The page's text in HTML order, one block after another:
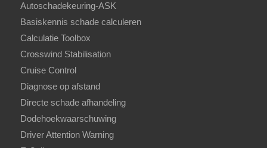
Autoschadekeuring-ASK
Basiskennis schade calculeren
Calculatie Toolbox
Crosswind Stabilisation
Cruise Control
Diagnose op afstand
Directe schade afhandeling
Dodehoekwaarschuwing
Driver Attention Warning